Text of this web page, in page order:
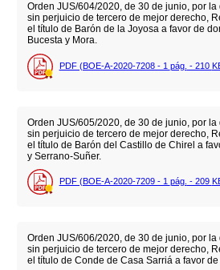
Orden JUS/604/2020, de 30 de junio, por
sin perjuicio de tercero de mejor derecho,
el título de Barón de la Joyosa a favor de
Bucesta y Mora.
PDF (BOE-A-2020-7208 - 1 pág. - 210
Orden JUS/605/2020, de 30 de junio, por la
sin perjuicio de tercero de mejor derecho,
el título de Barón del Castillo de Chirel a
y Serrano-Suñer.
PDF (BOE-A-2020-7209 - 1 pág. - 209
Orden JUS/606/2020, de 30 de junio, por la
sin perjuicio de tercero de mejor derecho,
el título de Conde de Casa Sarriá a favor de